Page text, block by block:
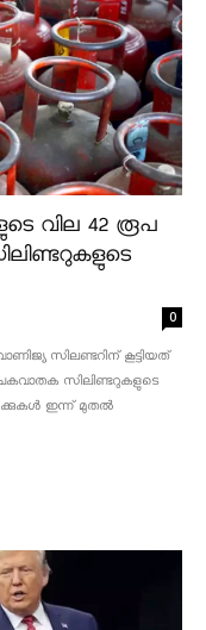
വില 42 രൂപ
0
സിലണ്ടറിന് കൂട്ടിയത്
സിലിണ്ടറുകളുടെ
ഇന്ന് മുതൽ